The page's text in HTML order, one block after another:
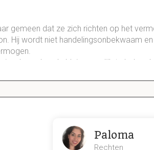
gemeen dat ze zich richten op het
Hij wordt niet handelingsonbekwaam
om de schuldeisers gelijk te
Er zijn 1 andere flashcards beschikbaar
Laat hier meer flashcards zien
Paloma
Rechten